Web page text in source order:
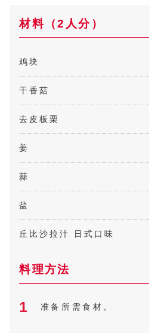
材料（2人分）
鸡块
干香菇
去皮板栗
姜
蒜
盐
丘比沙拉汁 日式口味
料理方法
1 准备所需食材。